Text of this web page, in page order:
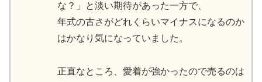
な？」と淡い期待があった一方で、
年式の古さがどれくらいマイナスになるのか
はかなり気になっていました。
正直なところ、愛着が強かったので売るのは